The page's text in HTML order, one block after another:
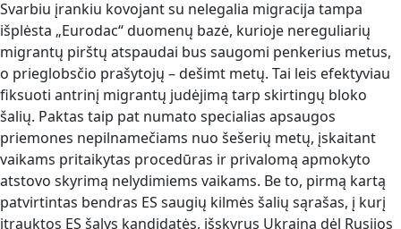
Svarbiu įrankiu kovojant su nelegalia migracija tampa
išplėsta „Eurodac“ duomenų bazė, kurioje nereguliarių
migrantų pirštų atspaudai bus saugomi penkerius metus,
o prieglobsčio prašytojų – dešimt metų. Tai leis efektyviau
fiksuoti antrinį migrantų judėjimą tarp skirtingų bloko
šalių. Paktas taip pat numato specialias apsaugos
priemones nepilnamečiams nuo šešerių metų, įskaitant
vaikams pritaikytas procedūras ir privalomą apmokyto
atstovo skyrimą nelydimiems vaikams. Be to, pirmą kartą
patvirtintas bendras ES saugių kilmės šalių sąrašas, į kurį
įtrauktos ES šalys kandidatės, išskyrus Ukrainą dėl Rusijos